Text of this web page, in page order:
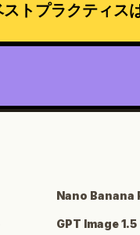
トプラクティス
Nano Banana
GPT Image 1.5